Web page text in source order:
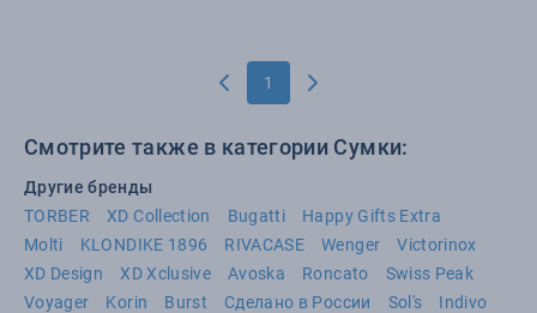
1
Смотрите также в категории Сумки:
Другие бренды
TORBER
XD Collection Bugatti
Happy Gifts Extra
Molti
KLONDIKE 1896 RIVACASE Wenger
Victorinox
XD Design
XD Xclusive Avoska Roncato
Swiss Peak
Voyager
Korin Burst Сделано в России Sol's
Indivo